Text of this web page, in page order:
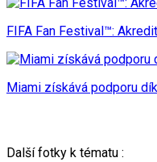
FIFA Fan Festival™:
Miami získává podporu
Další fotky k tématu :